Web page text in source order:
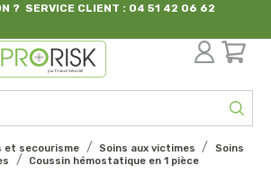
? SERVICE CLIENT : 04 51 42 06 62
par France Sécurité
et secourisme Soins aux victimes
Soins
Coussin hémostatique en 1 pièce